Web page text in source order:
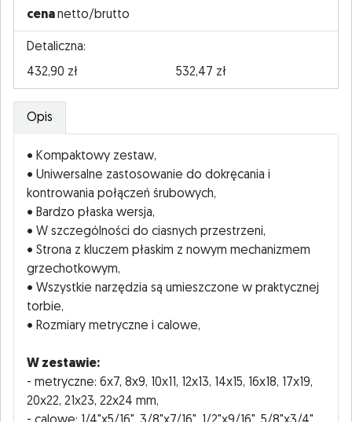
cenanetto/brutto
Detaliczna:
432,90 zł
532,47 zł
Opis
• Kompaktowy zestaw,
• Uniwersalne zastosowanie do dokręcania i
kontrowania połączeń śrubowych,
• Bardzo płaska wersja,
• W szczególności do ciasnych przestrzeni,
• Strona z kluczem płaskim z nowym mechanizmem
grzechotkowym,
• Wszystkie narzędzia są umieszczone w praktycznej
torbie,
• Rozmiary metryczne i calowe,
W zestawie:
- metryczne: 6x7, 8x9, 10x11, 12x13, 14x15, 16x18, 17x19,
20x22, 21x23, 22x24 mm,